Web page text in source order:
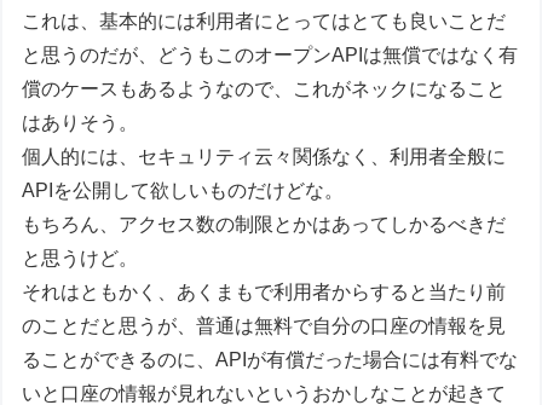
これは、基本的には利用者にとってはとても良いことだ
と思うのだが、どうもこのオープンAPIは無償ではなく有
償のケースもあるようなので、これがネックになること
はありそう。
個人的には、セキュリティ云々関係なく、利用者全般に
APIを公開して欲しいものだけどな。
もちろん、アクセス数の制限とかはあってしかるべきだ
と思うけど。
それはともかく、あくまもで利用者からすると当たり前
のことだと思うが、普通は無料で自分の口座の情報を見
ることができるのに、APIが有償だった場合には有料でな
いと口座の情報が見れないというおかしなことが起きて